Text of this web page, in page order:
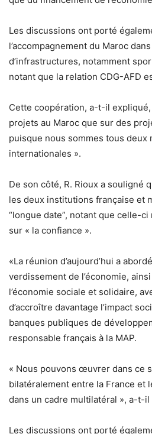
Les discussions ont porté
l’accompagnement du Maroc
d’infrastructures, notamment
notant que la relation CDG-AFD
Cette coopération, a-t-il expliqué,
projets au Maroc que sur des
puisque nous sommes tous deux
internationales ».
De son côté, R. Rioux a souligné
les deux institutions française et
“longue date”, notant que celle-
sur « la confiance ».
«La réunion d’aujourd’hui a
verdissement de l’économie,
l’économie sociale et solidaire,
d’accroître davantage l’impact
banques publiques de
responsable français à la MAP.
« Nous pouvons œuvrer dans ce
bilatéralement entre la France et
dans un cadre multilatéral », a-t-
Les discussions ont porté